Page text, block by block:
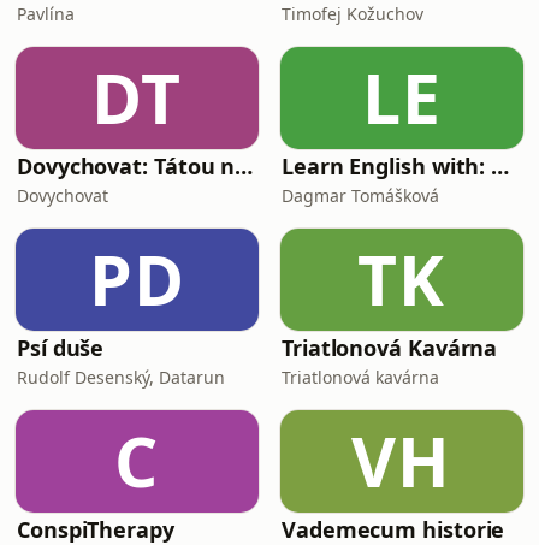
Pavlína Timofej Kožuchov
DT
Dovychovat: Tátou na celý život
Dovychovat
LE
Learn English with: My Life and Other Funny Stories
Dagmar Tomášková
PD
Psí duše
Rudolf Desenský, Datarun
TK
Triatlonová Kavárna
Triatlonová kavárna
C
ConspiTherapy
VH
Vademecum historie